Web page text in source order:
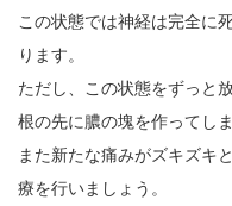
この状態では神経は完全に
ります。
ただし、この状態をずっと
根の先に膿の塊を作ってしま
また新たな痛みがズキズキ
療を行いましょう。